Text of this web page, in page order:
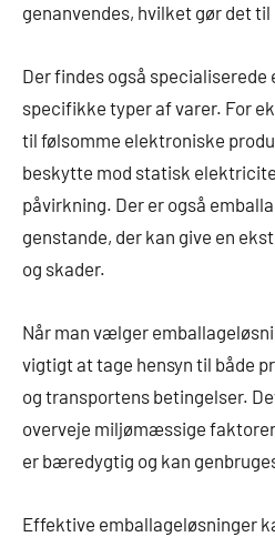
genanvendes, hvilket gør det
Der findes også
specifikke typer af varer. For
til følsomme elektroniske
beskytte mod statisk
påvirkning. Der er også
genstande, der kan give en
og skader.
Når man vælger
vigtigt at tage hensyn til både
og transportens betingelser.
overveje miljømæssige
er bæredygtig og kan
Effektive emballageløsninger